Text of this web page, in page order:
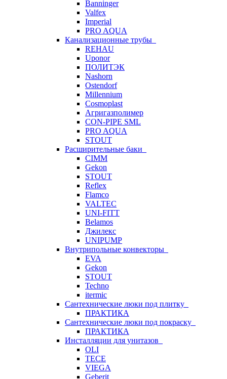
Banninger
Valfex
Imperial
PRO AQUA
Канализационные трубы
REHAU
Uponor
ПОЛИТЭК
Nashorn
Ostendorf
Millennium
Cosmoplast
Агригазполимер
CON-PIPE SML
PRO AQUA
STOUT
Расширительные баки
CIMM
Gekon
STOUT
Reflex
Flamco
VALTEC
UNI-FITT
Belamos
Джилекс
UNIPUMP
Внутрипольные конвекторы
EVA
Gekon
STOUT
Techno
itermic
Сантехнические люки под плитку
ПРАКТИКА
Сантехнические люки под покраску
ПРАКТИКА
Инсталляции для унитазов
OLI
TECE
VIEGA
Geberit